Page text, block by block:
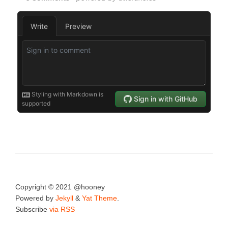
Copyright © 2021 @hooney
Powered by Jekyll & Yat Theme
Subscribe via RSS